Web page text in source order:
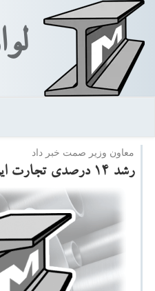
معاون وزیر صمت خبر داد
رشد ۱۴ درصدی تجارت ایران و اتحادیه اوراسیا